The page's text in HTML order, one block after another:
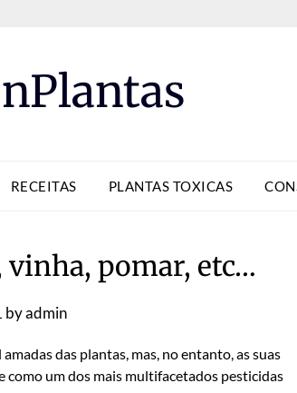
nPlantas
RECEITAS PLANTAS TOXICAS
vinha, pomar, etc…
byadmin
das plantas, mas, no entanto, as suas
como um dos mais multifacetados pesticidas